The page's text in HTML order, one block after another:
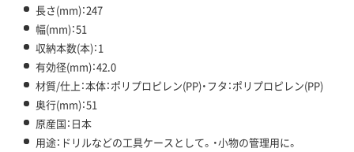
長さ(mm)：247
幅(mm)：51
収納本数(本)：1
有効径(mm)：42.0
材質/仕上：本体：ポリプロピレン(PP)・フタ：ポリプロピレン(PP)
奥行(mm)：51
原産国：日本
用途：ドリルなどの工具ケースとして。・小物の管理用に。